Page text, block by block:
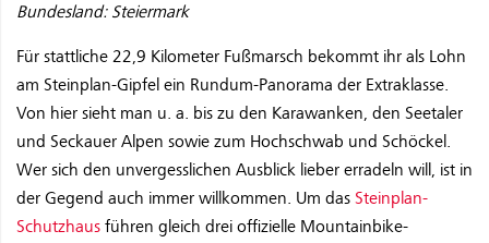
Bundesland: Steiermark
Für stattliche 22,9 Kilometer Fußmarsch bekommt ihr als Lohn
am Steinplan-Gipfel ein Rundum-Panorama der Extraklasse.
Von hier sieht man u. a. bis zu den Karawanken, den Seetaler
und Seckauer Alpen sowie zum Hochschwab und Schöckel.
Wer sich den unvergesslichen Ausblick lieber erradeln will, ist in
der Gegend auch immer willkommen. Um das Steinplan-
Schutzhaus führen gleich drei offizielle Mountainbike-